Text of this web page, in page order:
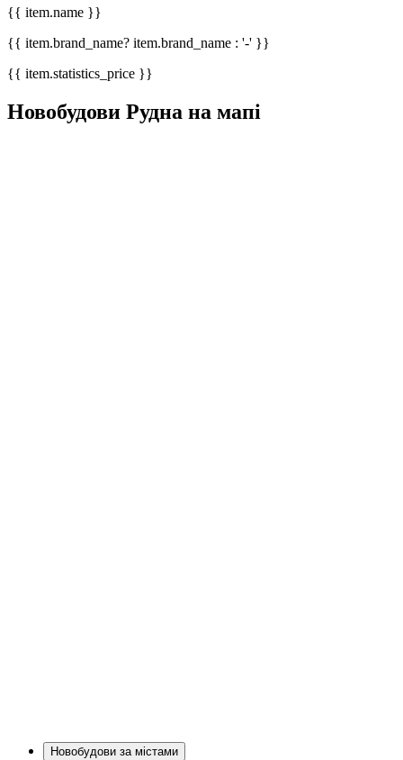
{{ item.name }}
{{ item.brand_name? item.brand_name : '-' }}
{{ item.statistics_price }}
Новобудови Рудна на мапі
Новобудови за містами